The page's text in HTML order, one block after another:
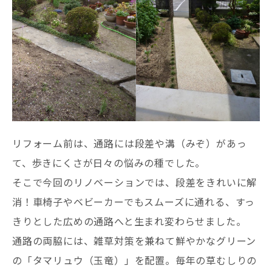
リフォーム前は、通路には段差や溝（みぞ）があっ
て、歩きにくさが日々の悩みの種でした。
そこで今回のリノベーションでは、段差をきれいに解
消！車椅子やベビーカーでもスムーズに通れる、すっ
きりとした広めの通路へと生まれ変わらせました。
通路の両脇には、雑草対策を兼ねて鮮やかなグリーン
の「タマリュウ（玉竜）」を配置。毎年の草むしりの